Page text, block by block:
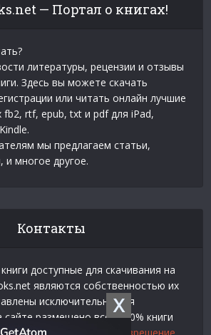
X
— Портал о книгах!
литературы, рецензии и отзывы
Здесь вы можете скачать
или читать онлайн лучшие
fb2, rtf, epub, txt и pdf для iPad,
мы предлагаем статьи,
и многое другое.
Контакты
доступные для скачивания на
являются собственностью их
исключительно для
размещено всего 20% книги